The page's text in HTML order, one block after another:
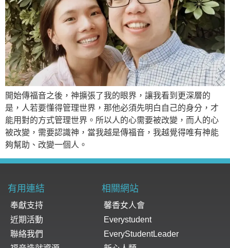
開始傳福音之後，神擴張了我的眼界，讓我看到更深層的
是，人若要懂得管理世界，那他必須先明白自己的身分，才
能用對的方式管理世界。所以人的心需要被改變，而人的心
被改變，需要認識神，當我越是傳福音，我越覺得唯有神能
夠幫助、改變一個人。
有用連結 相關網站
奉獻支持
近期活動
聯絡我們
馨香女人會
Everystudent
EveryStudentLeader